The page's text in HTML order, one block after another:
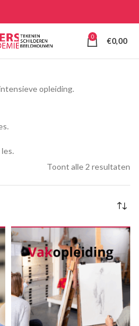
0 €0,00
opleiding.
Toont alle 2 resultaten